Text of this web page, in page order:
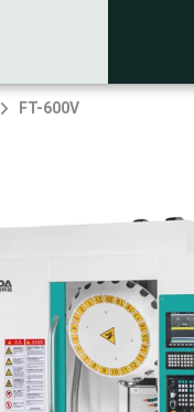
FT-600V